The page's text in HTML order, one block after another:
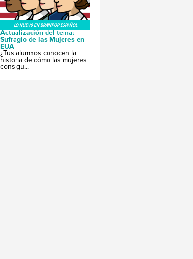
LO NUEVO EN BRAINPOP ESPAÑOL
Actualización del tema:
Sufragio de las Mujeres en
EUA
¿Tus alumnos conocen la
historia de cómo las mujeres
consigu...